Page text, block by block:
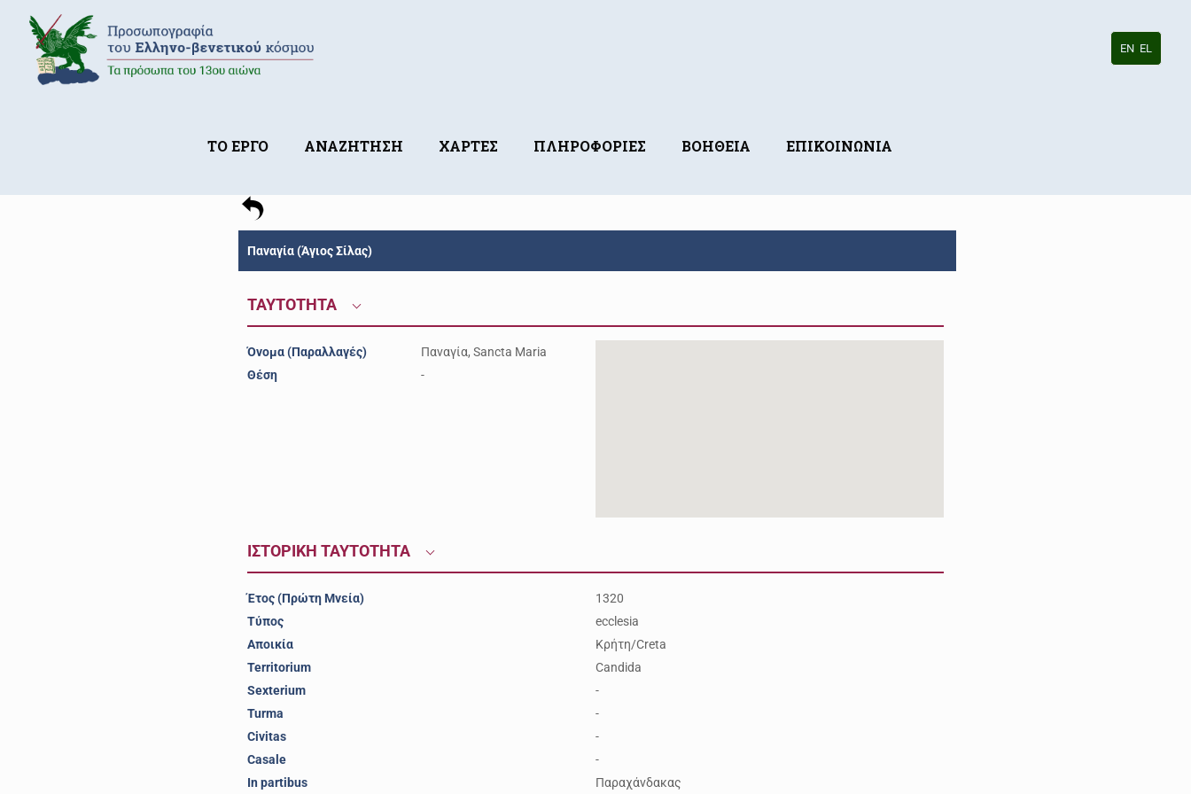
ΤΟ ΕΡΓΟ ΑΝΑΖΗΤΗΣΗ ΧΑΡΤΕΣ ΠΛΗΡΟΦΟΡΙΕΣ ΒΟΗΘΕΙΑ ΕΠΙΚΟΙΝΩΝΙΑ
EN EL
Παναγία (Άγιος Σίλας)
ΤΑΥΤΟΤΗΤΑ
Όνομα (Παραλλαγές)
Παναγία, Sancta Maria
Θέση
-
ΙΣΤΟΡΙΚΗ ΤΑΥΤΟΤΗΤΑ
Έτος (Πρώτη Μνεία)
1320
Τύπος
ecclesia
Αποικία
Κρήτη/Creta
Territorium
Candida
Sexterium
-
Turma
-
Civitas
-
Casale
-
In partibus
Παραχάνδακας